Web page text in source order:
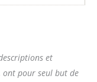
et
ont pour seul but de